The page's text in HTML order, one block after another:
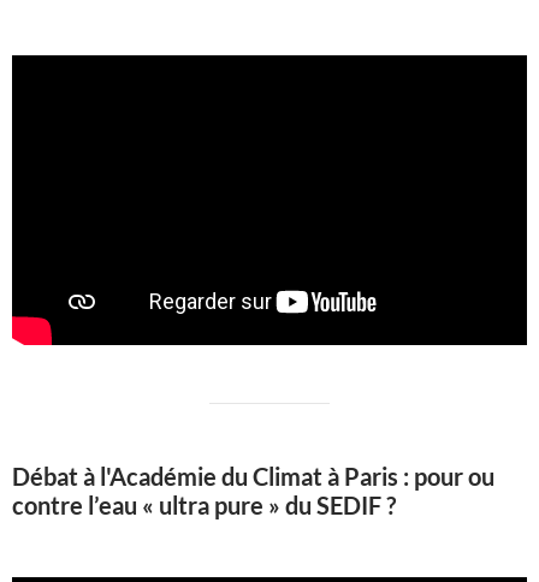
Débat à l'Académie du Climat à Paris : pour ou
contre l’eau « ultra pure » du SEDIF ?